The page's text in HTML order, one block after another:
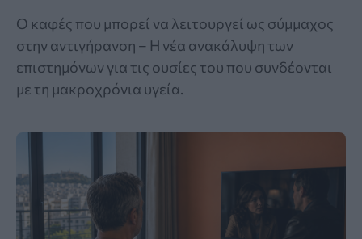
Ο καφές που μπορεί να λειτουργεί ως σύμμαχος
στην αντιγήρανση – Η νέα ανακάλυψη των
επιστημόνων για τις ουσίες του που συνδέονται
με τη μακροχρόνια υγεία.